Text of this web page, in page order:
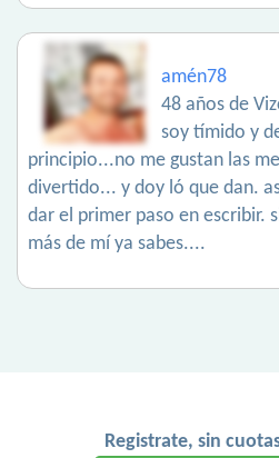
amén78
48 años de
soy tímido y
principio...no me gustan las
divertido... y doy ló que dan.
dar el primer paso en escribir.
más de mí ya sabes....
Registrate, sin